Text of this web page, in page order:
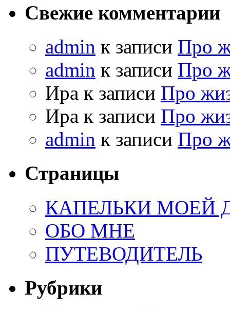
Свежие комментарии
admin к записи Про
admin к записи Про
Ира к записи Про
Ира к записи Про
admin к записи Про
Страницы
КАПЕЛЬКИ МОЕЙ
ОБО МНЕ
ПУТЕВОДИТЕЛЬ
Рубрики